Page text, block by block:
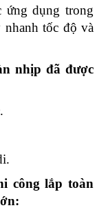
ứng dụng trong
tốc độ và
nhịp đã được
công lắp toàn